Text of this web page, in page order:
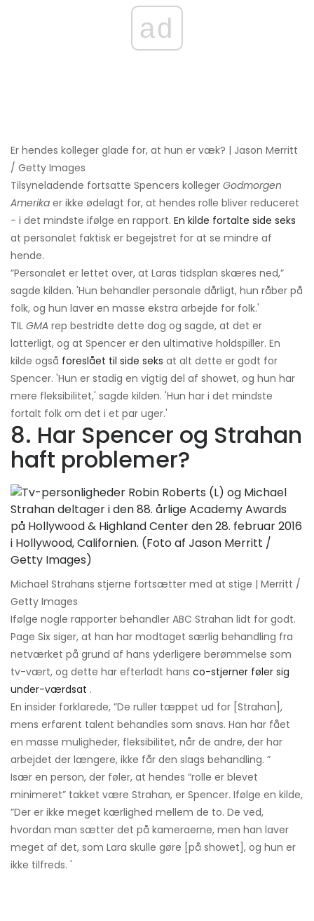
ad
Er hendes kolleger glade for, at hun er væk? | Jason Merritt
/ Getty Images
Tilsyneladende fortsatte Spencers kolleger Godmorgen
Amerika er ikke ødelagt for, at hendes rolle bliver reduceret
- i det mindste ifølge en rapport. En kilde fortalte side seks
at personalet faktisk er begejstret for at se mindre af
hende.
”Personalet er lettet over, at Laras tidsplan skæres ned,”
sagde kilden. 'Hun behandler personale dårligt, hun råber på
folk, og hun laver en masse ekstra arbejde for folk.'
TIL GMA rep bestridte dette dog og sagde, at det er
latterligt, og at Spencer er den ultimative holdspiller. En
kilde også foreslået til side seks at alt dette er godt for
Spencer. 'Hun er stadig en vigtig del af showet, og hun har
mere fleksibilitet,' sagde kilden. 'Hun har i det mindste
fortalt folk om det i et par uger.'
8. Har Spencer og Strahan
haft problemer?
Michael Strahans stjerne fortsætter med at stige | Merritt /
Getty Images
Ifølge nogle rapporter behandler ABC Strahan lidt for godt.
Page Six siger, at han har modtaget særlig behandling fra
netværket på grund af hans yderligere berømmelse som
tv-vært, og dette har efterladt hans co-stjerner føler sig
under-værdsat .
En insider forklarede, ”De ruller tæppet ud for [Strahan],
mens erfarent talent behandles som snavs. Han har fået
en masse muligheder, fleksibilitet, når de andre, der har
arbejdet der længere, ikke får den slags behandling. ”
Især en person, der føler, at hendes ”rolle er blevet
minimeret” takket være Strahan, er Spencer. Ifølge en kilde,
”Der er ikke meget kærlighed mellem de to. De ved,
hvordan man sætter det på kameraerne, men han laver
meget af det, som Lara skulle gøre [på showet], og hun er
ikke tilfreds. '